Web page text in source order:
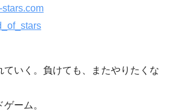
stars.com
ていく。負けても、またやりたくな
ーム。